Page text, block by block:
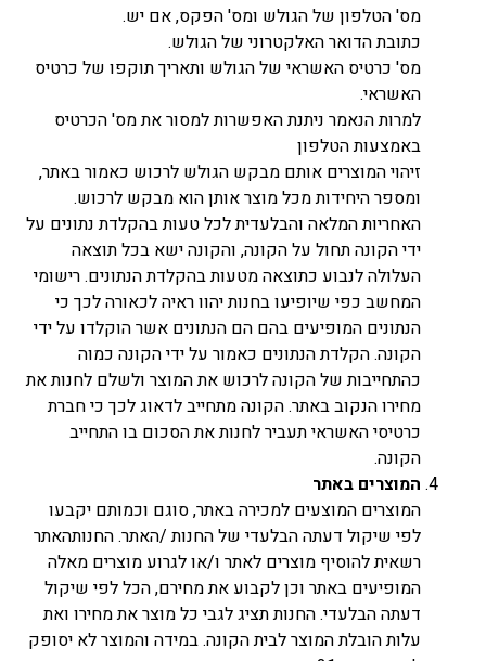
מס' הטלפון של הגולש ומס' הפקס, אם יש.
כתובת הדואר האלקטרוני של הגולש.
מס' כרטיס האשראי של הגולש ותאריך תוקפו של כרטיס
האשראי.
למרות הנאמר ניתנת האפשרות למסור את מס' הכרטיס
באמצעות הטלפון
זיהוי המוצרים אותם מבקש הגולש לרכוש כאמור באתר,
ומספר היחידות מכל מוצר אותן הוא מבקש לרכוש.
האחריות המלאה והבלעדית לכל טעות בהקלדת נתונים על
ידי הקונה תחול על הקונה, והקונה ישא בכל תוצאה
העלולה לנבוע כתוצאה מטעות בהקלדת הנתונים. רישומי
המחשב כפי שיופיעו בחנות יהוו ראיה לכאורה לכך כי
הנתונים המופיעים בהם הם הנתונים אשר הוקלדו על ידי
הקונה. הקלדת הנתונים כאמור על ידי הקונה כמוה
כהתחייבות של הקונה לרכוש את המוצר ולשלם לחנות את
מחירו הנקוב באתר. הקונה מתחייב לדאוג לכך כי חברת
כרטיסי האשראי תעביר לחנות את הסכום בו התחייב
הקונה.
המוצרים באתר
המוצרים המוצעים למכירה באתר, סוגם וכמותם יקבעו
לפי שיקול דעתה הבלעדי של החנות /האתר. החנותהאתר
רשאית להוסיף מוצרים לאתר ו/או לגרוע מוצרים מאלה
המופיעים באתר וכן לקבוע את מחירם, הכל לפי שיקול
דעתה הבלעדי. החנות תציג לגבי כל מוצר את מחירו ואת
עלות הובלת המוצר לבית הקונה. במידה והמוצר לא יסופק